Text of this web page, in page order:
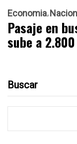
Economia
Pasaje en
sube a
Buscar